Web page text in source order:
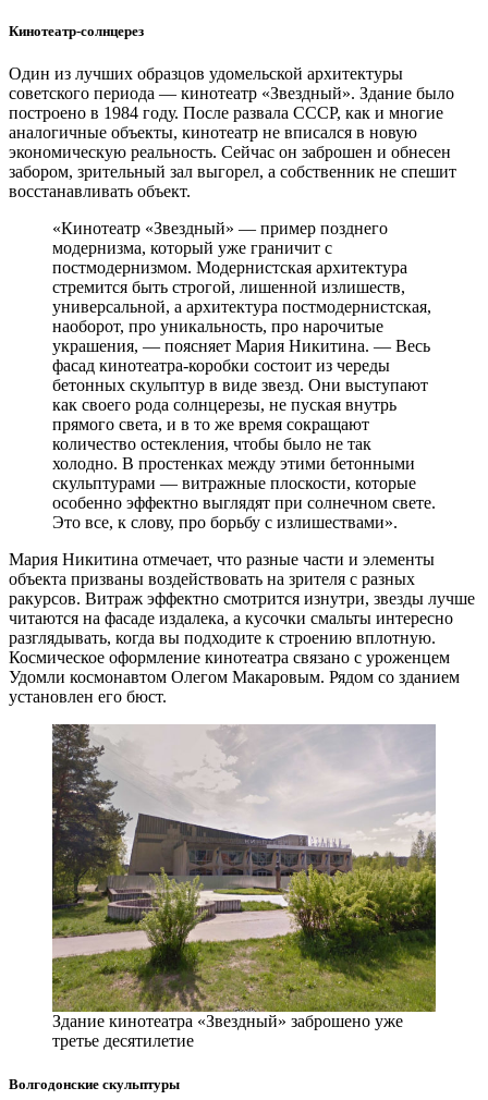
Кинотеатр-­солнцерез
Один из лучших образцов удомельской архитектуры
советского периода — ​кинотеатр «Звездный». Здание было
построено в 1984 году. После развала СССР, как и многие
аналогичные объекты, кинотеатр не вписался в новую
экономическую реальность. Сейчас он заброшен и обнесен
забором, зрительный зал выгорел, а собственник не спешит
восстанавливать объект.
«Кинотеатр «Звездный» — ​пример позднего
модернизма, который уже граничит с
постмодернизмом. Модернистская архитектура
стремится быть строгой, лишенной излишеств,
универсальной, а архитектура постмодернистская,
наоборот, про уникальность, про нарочитые
украшения, — ​поясняет Мария Никитина. — ​Весь
фасад кинотеатра-­коробки состоит из череды
бетонных скульптур в виде звезд. Они выступают
как своего рода солнцерезы, не пуская внутрь
прямого света, и в то же время сокращают
количество остекления, чтобы было не так
холодно. В простенках между этими бетонными
скульптурами — ​витражные плоскости, которые
особенно эффектно выглядят при солнечном свете.
Это все, к слову, про борьбу с излишествами».
Мария Никитина отмечает, что разные части и элементы
объекта призваны воздействовать на зрителя с разных
ракурсов. Витраж эффектно смотрится изнутри, звезды лучше
читаются на фасаде издалека, а кусочки смальты интересно
разглядывать, когда вы подходите к строению вплотную.
Космическое оформление кинотеатра связано с уроженцем
Удомли космонавтом Олегом Макаровым. Рядом со зданием
установлен его бюст.
Здание кинотеатра «Звездный» заброшено уже
третье десятилетие
Волгодонские скульптуры